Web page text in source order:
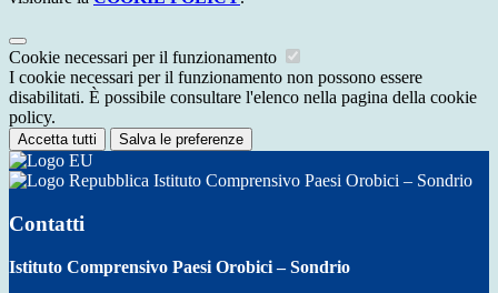
Cookie necessari per il funzionamento
I cookie necessari per il funzionamento non possono essere
disabilitati. È possibile consultare l'elenco nella pagina della cookie
policy.
Accetta tutti Salva le preferenze
Istituto Comprensivo Paesi Orobici – Sondrio
Contatti
Istituto Comprensivo Paesi Orobici – Sondrio